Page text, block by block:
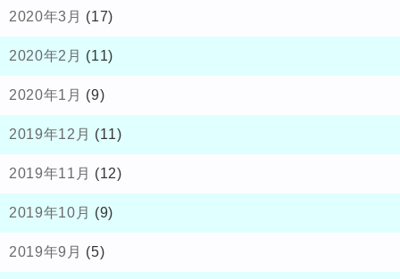
2020年3月 (17)
2020年2月 (11)
2020年1月 (9)
2019年12月 (11)
2019年11月 (12)
2019年10月 (9)
2019年9月 (5)